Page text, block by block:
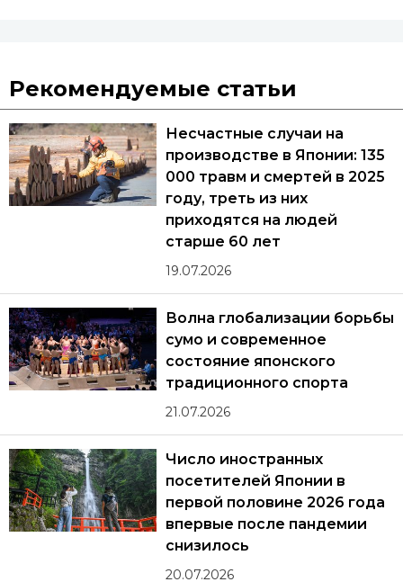
Рекомендуемые статьи
Несчастные случаи на
производстве в Японии: 135
000 травм и смертей в 2025
году, треть из них
приходятся на людей
старше 60 лет
19.07.2026
Волна глобализации борьбы
сумо и современное
состояние японского
традиционного спорта
21.07.2026
Число иностранных
посетителей Японии в
первой половине 2026 года
впервые после пандемии
снизилось
20.07.2026